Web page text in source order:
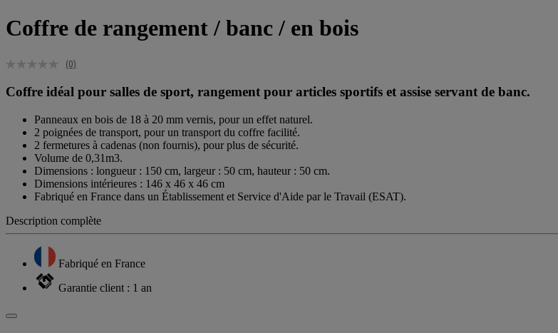
Coffre de rangement / banc / en bois
(0)
Coffre idéal pour salles de sport, rangement pour articles sportifs et assise servant de banc.
Panneaux en bois de 18 à 20 mm vernis, pour un effet naturel.
2 poignées de transport, pour un transport du coffre facilité.
2 fermetures à cadenas (non fournis), pour plus de sécurité.
Volume de 0,31m3.
Dimensions : longueur : 150 cm, largeur : 50 cm, hauteur : 50 cm.
Dimensions intérieures : 146 x 46 x 46 cm
Fabriqué en France dans un Établissement et Service d'Aide par le Travail (ESAT).
Description complète
Fabriqué en France
Garantie client : 1 an